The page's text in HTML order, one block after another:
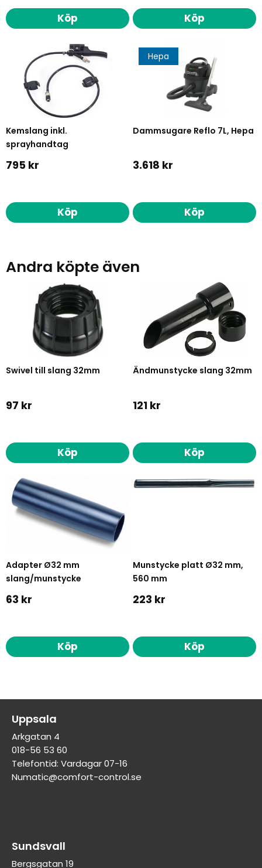
Köp Köp
Kemslang inkl.
sprayhandtag
795 kr
Köp
Hepa
Dammsugare Reflo 7L, Hepa
3.618 kr
Köp
Andra köpte även
Swivel till slang 32mm
97 kr
Köp
Ändmunstycke slang 32mm
121 kr
Köp
Adapter Ø32 mm
slang/munstycke
63 kr
Köp
Munstycke platt Ø32 mm,
560 mm
223 kr
Köp
Uppsala
Arkgatan 4
018-56 53 60
Telefontid: Vardagar 07-16
Numatic@comfort-control.se
Sundsvall
Bergsgatan 19